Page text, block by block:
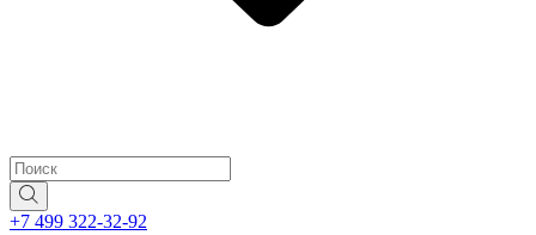
+7 499 322-32-92